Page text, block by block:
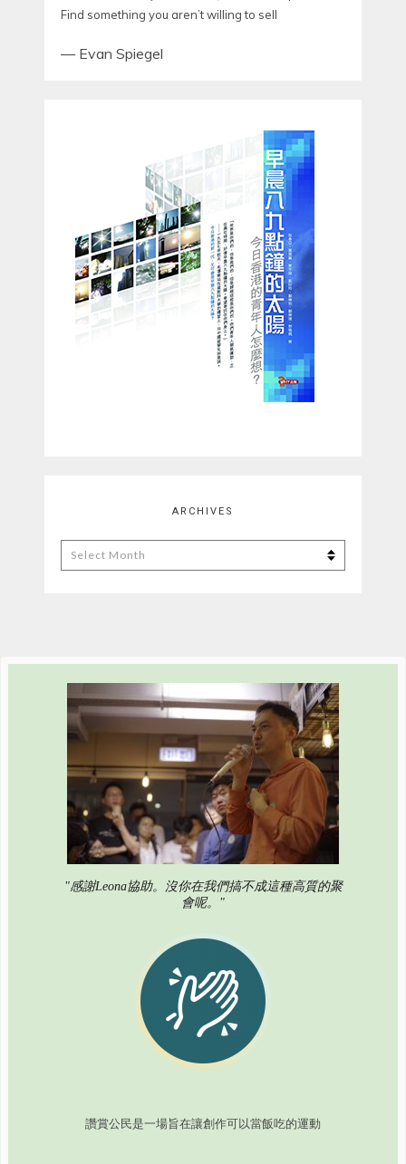
Find something you aren’t willing to sell
— Evan Spiegel
ARCHIVES
Archives
"感謝Leona協助。沒你在我們搞不成這種高質的聚
會呢。"
讚賞公民是一場旨在讓創作可以當飯吃的運動